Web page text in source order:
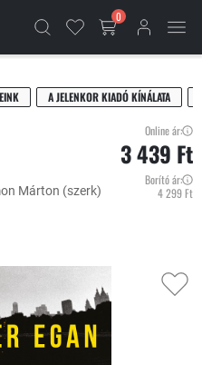
0
A JELENKOR KIADÓ KÍNÁLATA
Márton (szerk)
Online ár:
3 439 Ft
Borító ár:
4 299 Ft